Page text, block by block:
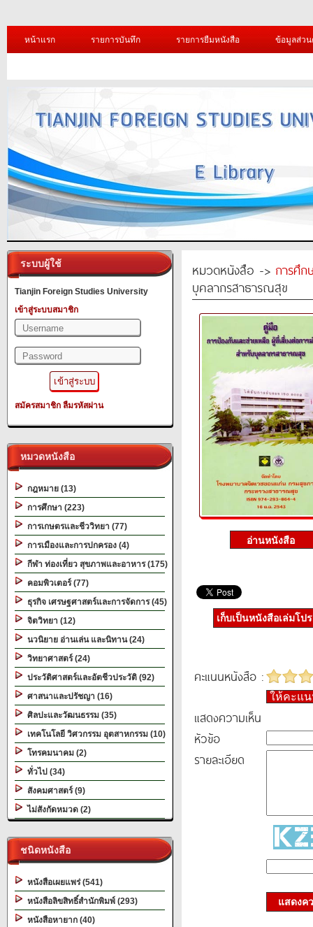
หน้าแรก รายการบันทึก รายการยืมหนังสือ ข้อมูลส่ว
ระบบผู้ใช้
Tianjin Foreign Studies University
เข้าสู่ระบบสมาชิก
สมัครสมาชิก ลืมรหัสผ่าน
หมวดหนังสือ
กฎหมาย (13)
การศึกษา (223)
การเกษตรและชีววิทยา (77)
การเมืองและการปกครอง (4)
กีฬา ท่องเที่ยว สุขภาพและอาหาร (175)
คอมพิวเตอร์ (77)
ธุรกิจ เศรษฐศาสตร์และการจัดการ (45)
จิตวิทยา (12)
นวนิยาย อ่านเล่น และนิทาน (24)
วิทยาศาสตร์ (24)
ประวัติศาสตร์และอัตชีวประวัติ (92)
ศาสนาและปรัชญา (16)
ศิลปะและวัฒนธรรม (35)
เทคโนโลยี วิศวกรรม อุตสาหกรรม (10)
โทรคมนาคม (2)
ทั่วไป (34)
สังคมศาสตร์ (9)
ไม่สังกัดหมวด (2)
ชนิดหนังสือ
หนังสือเผยแพร่ (541)
หนังสือลิขสิทธิ์สำนักพิมพ์ (293)
หนังสือหายาก (40)
หมวดหนังสือ -> การศึก
บุคลากรสาธารณสุข
เก็บเป็นหนังสือเล่มโป
คะแนนหนังสือ :
ให้คะแ
แสดงความเห็น
หัวข้อ
รายละเอียด
แสดงค